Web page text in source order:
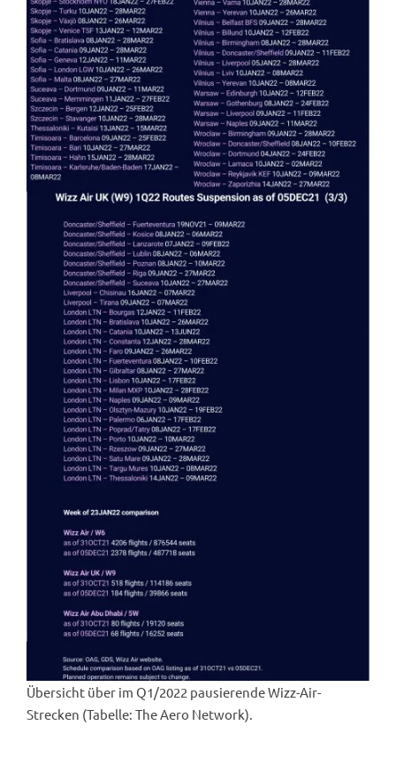
Übersicht über im Q1/2022 pausierende Wizz-Air-
Strecken (Tabelle: The Aero Network).